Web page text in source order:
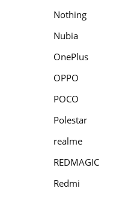
Nothing
Nubia
OnePlus
OPPO
POCO
Polestar
realme
REDMAGIC
Redmi